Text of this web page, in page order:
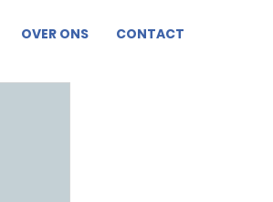
OVER ONS CONTACT